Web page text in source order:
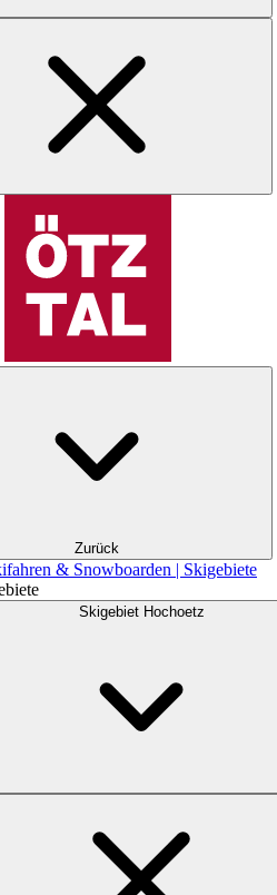
Zurück
& Snowboarden | Skigebiete
Skigebiet Hochoetz